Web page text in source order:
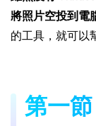
將照片空投到電
的工具，就可以
第一